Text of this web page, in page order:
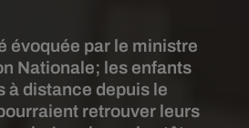
évoquée par le ministre
Nationale; les enfants
à distance depuis le
retrouver leurs